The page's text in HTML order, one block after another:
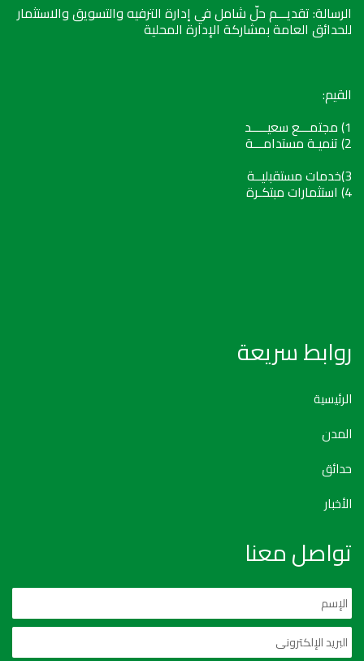
الرسالة: تقديـــم حلّ شامل في إدارة الترفيه والتسويق والاستثمار
للحدائق العامة بمشاركة الإدارة المحلية
القيم:
1) مجتمـــع سعيـــــد
2) تنميـة مستدامـــة
3)خدمات مستقبليــة
4) استثمارات مبتكـرة
روابط سريعة
الرئيسية
المدن
حدائق
الأخبار
تواصل معنا